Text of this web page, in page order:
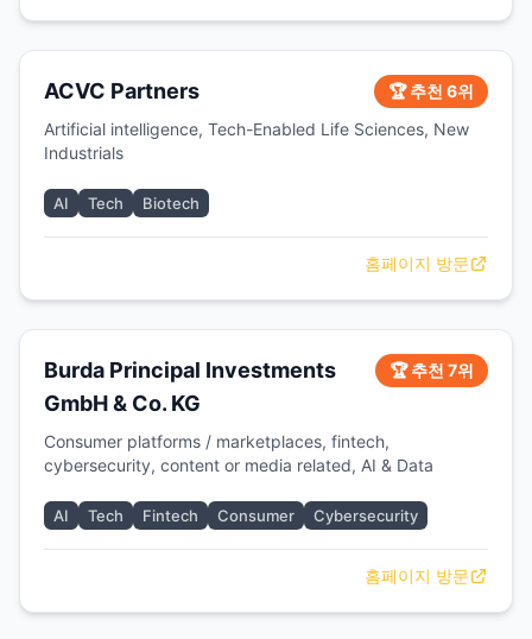
ACVC Partners
🏆 추천 6위
Artificial intelligence, Tech-Enabled Life Sciences, New
Industrials
AI Tech Biotech
홈페이지 방문
Burda Principal Investments
GmbH & Co. KG
🏆 추천 7위
Consumer platforms / marketplaces, fintech,
cybersecurity, content or media related, AI & Data
AI Tech Fintech Consumer Cybersecurity
홈페이지 방문